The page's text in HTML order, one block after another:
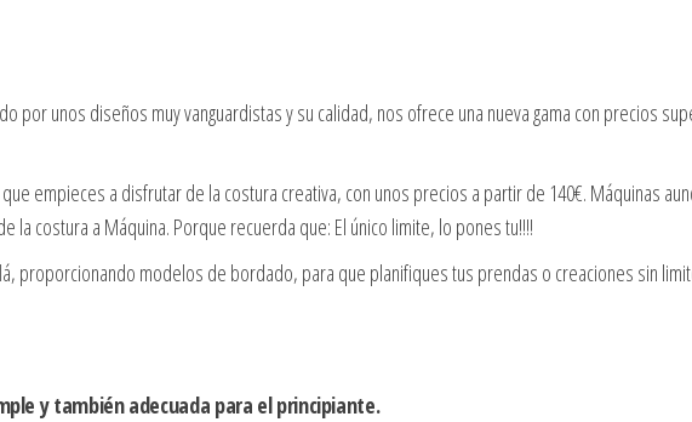
por unos diseños muy vanguardistas y su calidad, nos ofrece una nueva gama con precios
empieces a disfrutar de la costura creativa, con unos precios a partir de 140€. Máquinas
costura a Máquina. Porque recuerda que: El único limite, lo pones tu!!!!
proporcionando modelos de bordado, para que planifiques tus prendas o creaciones sin
y también adecuada para el principiante.